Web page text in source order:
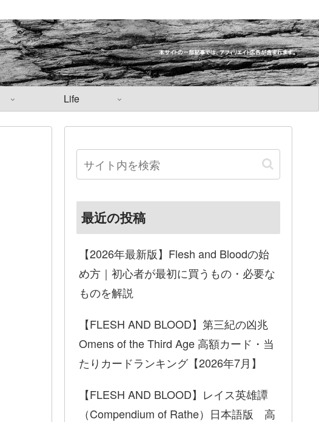
Life
最近の投稿
【2026年最新版】Flesh and Bloodの始
め方｜初心者が最初に買うもの・必要な
ものを解説
【FLESH AND BLOOD】第三紀の凶兆
Omens of the Third Age 高額カード・当
たりカードランキング【2026年7月】
【FLESH AND BLOOD】レイス英雄譚
（Compendium of Rathe）日本語版 高